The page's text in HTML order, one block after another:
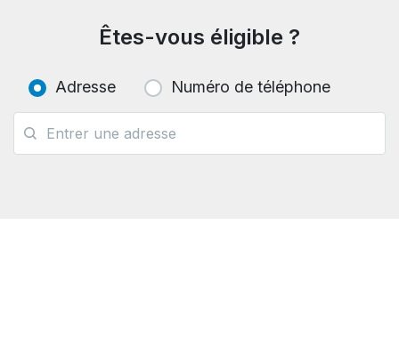
Êtes-vous éligible ?
Adresse Numéro de téléphone